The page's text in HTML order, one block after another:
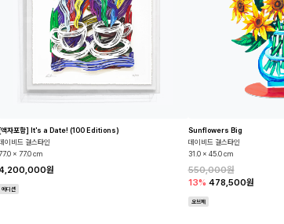
[액자포함] It's a Date! (100 Editions)
이비드 걸스타인
x 77.0 cm
원
에디션
Sunflowers Big
데이비드 걸스타인
31.0 x 45.0 cm
550,000원
13% 478,500원
오브제